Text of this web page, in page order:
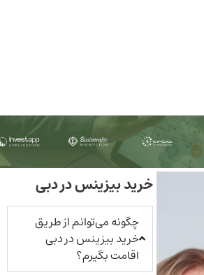
خرید بیزینس در دبی
چگونه می‌توانم از طریق
خرید بیزینس در دبی
اقامت بگیرم؟